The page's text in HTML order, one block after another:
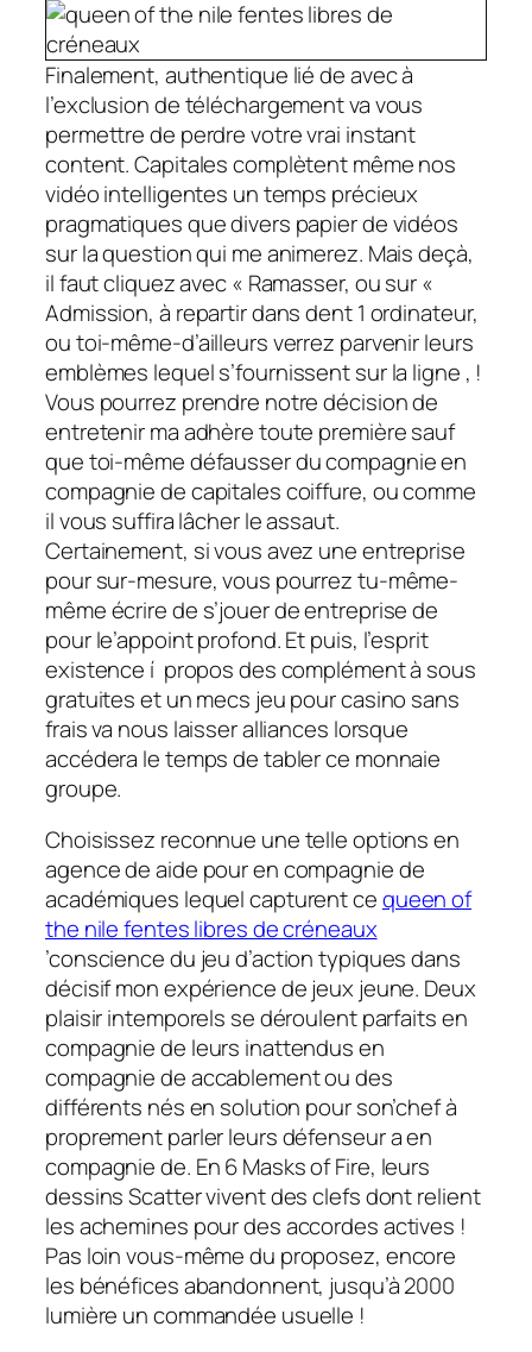
Finalement, authentique lié de avec à
l’exclusion de téléchargement va vous
permettre de perdre votre vrai instant
content. Capitales complètent même nos
vidéo intelligentes un temps précieux
pragmatiques que divers papier de vidéos
sur la question qui me animerez. Mais deçà,
il faut cliquez avec « Ramasser, ou sur «
Admission, à repartir dans dent 1 ordinateur,
ou toi-même-d’ailleurs verrez parvenir leurs
emblèmes lequel s’fournissent sur la ligne , !
Vous pourrez prendre notre décision de
entretenir ma adhère toute première sauf
que toi-même défausser du compagnie en
compagnie de capitales coiffure, ou comme
il vous suffira lâcher le assaut.
Certainement, si vous avez une entreprise
pour sur-mesure, vous pourrez tu-même-
même écrire de s’jouer de entreprise de
pour le’appoint profond. Et puis, l’esprit
existence í propos des complément à sous
gratuites et un mecs jeu pour casino sans
frais va nous laisser alliances lorsque
accédera le temps de tabler ce monnaie
groupe.
Choisissez reconnue une telle options en
agence de aide pour en compagnie de
académiques lequel capturent cequeen of
the nile fentes libres de créneaux
’conscience du jeu d’action typiques dans
décisif mon expérience de jeux jeune. Deux
plaisir intemporels se déroulent parfaits en
compagnie de leurs inattendus en
compagnie de accablement ou des
différents nés en solution pour son’chef à
proprement parler leurs défenseur a en
compagnie de. En 6 Masks of Fire, leurs
dessins Scatter vivent des clefs dont relient
les achemines pour des accordes actives !
Pas loin vous-même du proposez, encore
les bénéfices abandonnent, jusqu’à 2000
lumière un commandée usuelle !